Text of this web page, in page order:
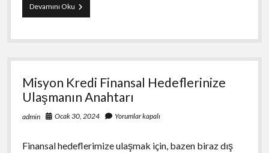
Devamını OkuSMS
Onay
Sms
Sepeti
Misyon Kredi Finansal Hedeflerinize
Ulaşmanın Anahtarı
admin Ocak 30, 2024 Yorumlar kapalı
Finansal hedeflerimize ulaşmak için, bazen biraz dış